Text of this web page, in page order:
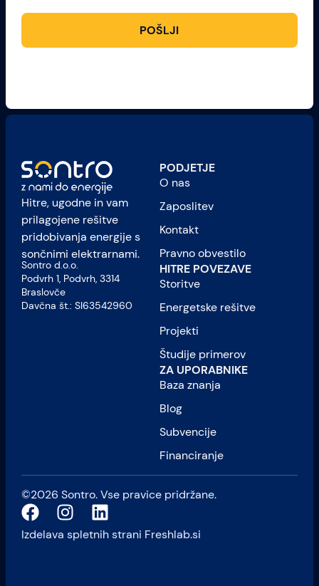
POŠLJI
Hitre, ugodne in vam
prilagojene rešitve
pridobivanja energije s
sončnimi elektrarnami.
Sontro d.o.o.
Podvrh 1, Podvrh, 3314
Braslovče
Davčna št.: SI63542960
PODJETJE
O nas
Zaposlitev
Kontakt
Pravno obvestilo
HITRE POVEZAVE
Storitve
Energetske rešitve
Projekti
Študije primerov
ZA UPORABNIKE
Baza znanja
Blog
Subvencije
Financiranje
©2026 Sontro. Vse pravice pridržane.
Izdelava spletnih strani Freshlab.si